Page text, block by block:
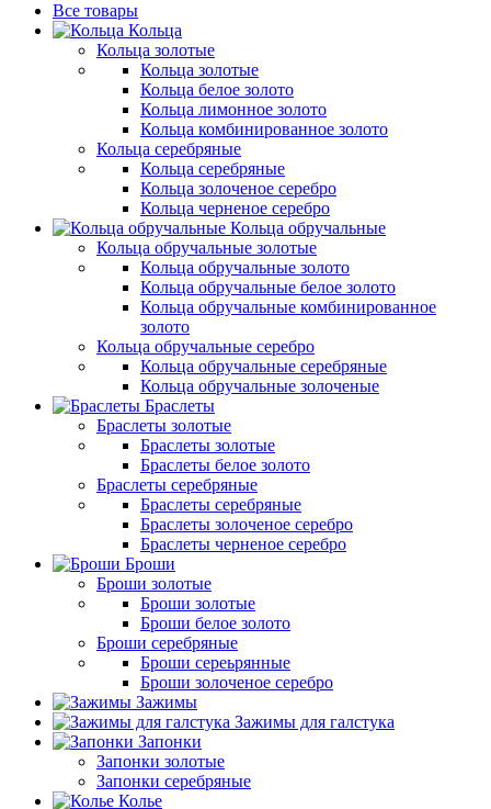
Все товары
Кольца
Кольца золотые
Кольца золотые
Кольца белое золото
Кольца лимонное золото
Кольца комбинированное золото
Кольца серебряные
Кольца серебряные
Кольца золоченое серебро
Кольца черненое серебро
Кольца обручальные
Кольца обручальные золотые
Кольца обручальные золото
Кольца обручальные белое золото
Кольца обручальные комбинированное
золото
Кольца обручальные серебро
Кольца обручальные серебряные
Кольца обручальные золоченые
Браслеты
Браслеты золотые
Браслеты золотые
Браслеты белое золото
Браслеты серебряные
Браслеты cеребряные
Браслеты золоченое серебро
Браслеты черненое серебро
Броши
Броши золотые
Броши золотые
Броши белое золото
Броши серебряные
Броши сереьрянные
Броши золоченое серебро
Зажимы
Зажимы для галстука
Запонки
Запонки золотые
Запонки серебряные
Колье